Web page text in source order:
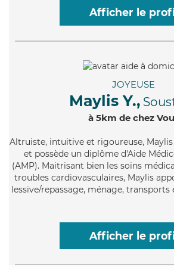
Afficher le
JOYEUSE
Maylis Y.,
à 5km de chez
Altruiste, intuitive et rigoureuse, Maylis
et possède un diplôme d'Aide
(AMP). Maitrisant bien les soins
troubles cardiovasculaires, Maylis
lessive/repassage, ménage,
Afficher le